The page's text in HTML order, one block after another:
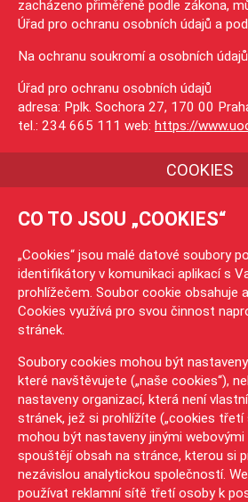
zacházeno přiměřeně podle zákona,
Úřad pro ochranu osobních údajů a
Na ochranu soukromí a osobních
Úřad pro ochranu osobních údajů
adresa: Pplk. Sochora 27, 170 00
tel.: 234 665 111 web: https://
COOKIES
CO TO JSOU „COOKIES“
„Cookies“ jsou malé datové soubory
identifikátory v komunikaci aplikací s
prohlížečem. Soubor cookie obsahuje
Cookies využívá pro svou činnost
stránek.
Soubory cookies mohou být
které navštěvujete („naše cookies“),
nastaveny organizací, která není
stránek, jež si prohlížíte („cookies třetí
mohou být nastaveny jinými
spouštějí obsah na stránce, kterou si
nezávislou analytickou společností.
používat reklamní sítě třetí osoby k